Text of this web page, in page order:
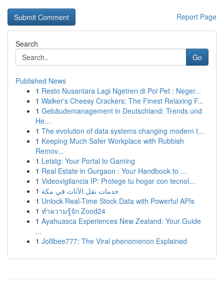
Report Page
Search
Go
Published News
1 Resto Nusantara Lagi Ngetren di Poi Pet : Neger...
1 Walker's Cheesy Crackers: The Finest Relaxing F...
1 Gebäudemanagement in Deutschland: Trends und
He...
1 The evolution of data systems changing modern t...
1 Keeping Much Safer Workplace with Rubbish
Remov...
1 Letstg: Your Portal to Gaming
1 Real Estate in Gurgaon : Your Handbook to ...
1 Videovigilancia IP: Protege tu hogar con tecnol...
1 خدمات نقل الأثاث في مكة
1 Unlock Real-Time Stock Data with Powerful APIs
1 ทำความรู้จัก Zood24
1 Ayahuasca Experiences New Zealand: Your Guide
...
1 Jollibee777: The Viral phenomenon Explained